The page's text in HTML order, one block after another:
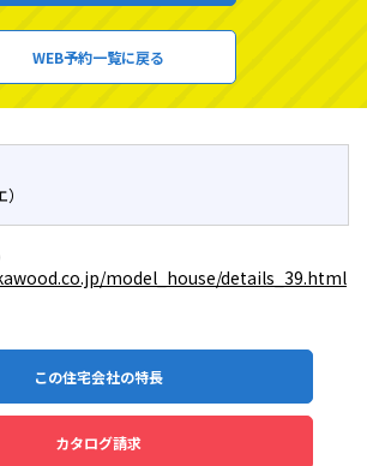
WEB予約一覧に戻る
model_house/details_39.html
この住宅会社の特長
カタログ請求